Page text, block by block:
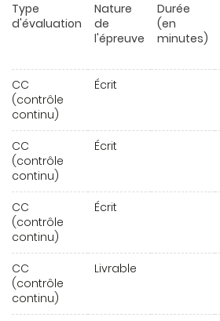
Type
d'évaluation
Nature
de
l'épreuve
Durée
(en
minutes)
CC
(contrôle
continu)
Écrit
CC
(contrôle
continu)
Écrit
CC
(contrôle
continu)
Écrit
CC
(contrôle
continu)
Livrable